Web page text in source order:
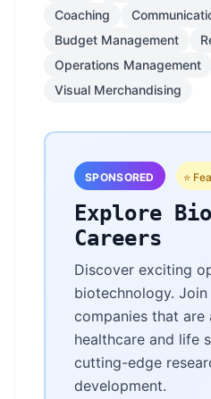
Coaching
Budget Management
Operations Management
Visual Merchandising
SPONSORED ⭐
Explore
Careers
Discover exciting
biotechnology.
companies that are
healthcare and life
cutting-edge
development.